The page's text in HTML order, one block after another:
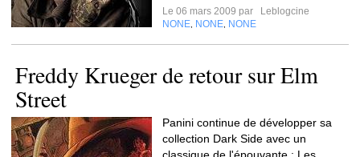
Le 06 mars 2009 par
Leblogcine
NONE NONE NONE
Freddy Krueger de retour sur Elm
Street
Panini continue de développer sa
collection Dark Side avec un